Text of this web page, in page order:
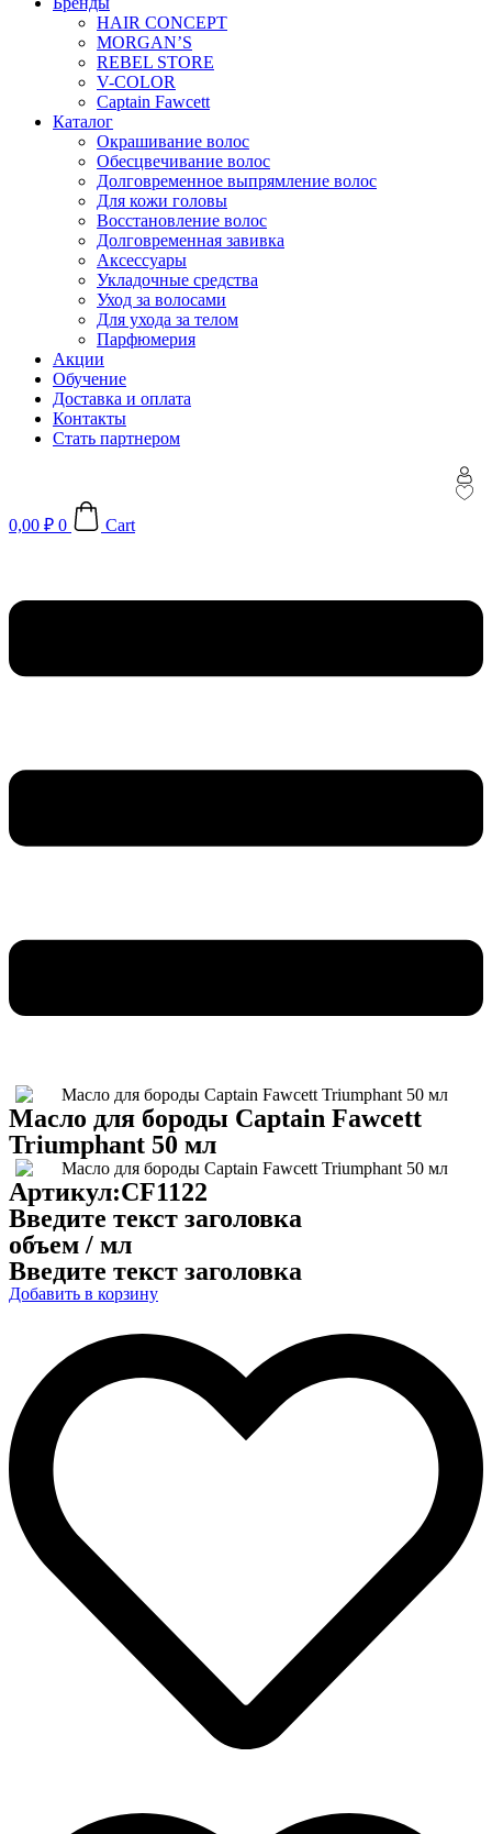
HAIR CONCEPT
MORGAN’S
REBEL STORE
V-COLOR
Captain Fawcett
Каталог
Окрашивание волос
Обесцвечивание волос
Долговременное выпрямление волос
Для кожи головы
Восстановление волос
Долговременная завивка
Аксессуары
Укладочные средства
Уход за волосами
Для ухода за телом
Парфюмерия
Акции
Обучение
Доставка и оплата
Контакты
Стать партнером
0,00 ₽ 0 Cart
Масло для бороды Captain Fawcett
Triumphant 50 мл
Артикул:CF1122
Введите текст заголовка
объем / мл
Введите текст заголовка
Добавить в корзину